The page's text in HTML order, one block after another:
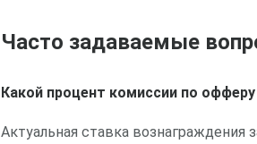
Часто задаваемые
Какой процент комиссии по
Актуальная ставка вознаграждения